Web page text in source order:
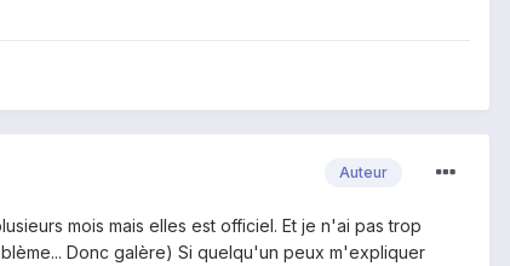
Auteur
mois mais elles est officiel. Et je n'ai pas trop
Donc galère) Si quelqu'un peux m'expliquer